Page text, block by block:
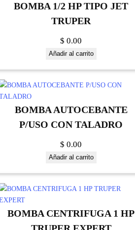
BOMBA 1/2 HP TIPO JET
TRUPER
$ 0.00
Añadir al carrito
BOMBA AUTOCEBANTE
P/USO CON TALADRO
$ 0.00
Añadir al carrito
BOMBA CENTRIFUGA 1 HP